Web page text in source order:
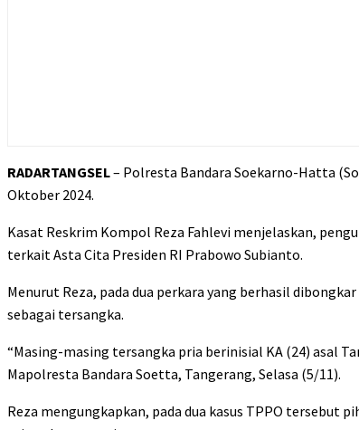
RADARTANGSEL– Polresta Bandara Soekarno-Hatta
Oktober 2024.
Kasat Reskrim Kompol Reza Fahlevi menjelaskan,
terkait Asta Cita Presiden RI Prabowo Subianto.
Menurut Reza, pada dua perkara yang berhasil
sebagai tersangka.
“Masing-masing tersangka pria berinisial KA (24) asal
Mapolresta Bandara Soetta, Tangerang, Selasa (5/11).
Reza mengungkapkan, pada dua kasus TPPO tersebut